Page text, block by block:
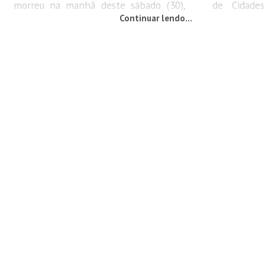
morreu na manhã deste sábado (30),
após sofrer um mal súbito e colidir
Continuar lendo...
de
realizado